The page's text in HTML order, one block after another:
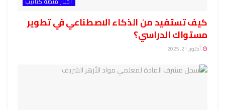
كيف تستفيد من الذكاء الاصطناعي في تطوير
مستواك الدراسي؟
أكتوبر 21, 2025